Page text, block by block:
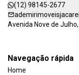
(12) 98145-2677
Avenida Nove de
Navegação rápida
Home